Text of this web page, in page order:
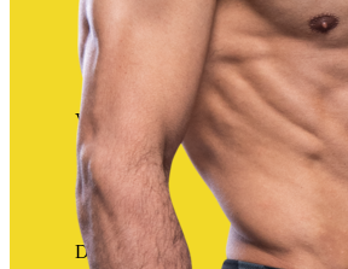
13
Victorias
3
Derrotas